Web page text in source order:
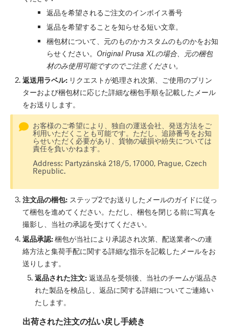
返品を希望されるご注文のインボイス番号
返品を希望することを知らせる短い文章。
梱包材について、元のものかカスタムのものかをお知
らせください。 Original Prusa XLの場合、元の梱包
材のみ使用可能ですのでご注意ください。
返送用ラベル: リクエストが処理され次第、ご使用のプリン
ターおよび梱包材に応じた詳細な梱包手順を記載したメール
をお送りします。
お客様のご希望により、独自の運送会社、発送方法をご
利用いただくことも可能です。ただし、追跡番号をお知
らせいただく必要があり、貨物の破損や紛失については
責任を負いかねます。
Address: Partyzánská 218/5, 17000, Prague, Czech
Republic.
注文品の梱包:ステップ2でお送りしたメールのガイドに従っ
て梱包を進めてください。ただし、梱包を閉じる前に写真を
撮影し、当社の承認を受けてください。
返品承認:梱包が当社により承認され次第、配送業者への連
絡方法と集荷手配に関する詳細な指示を記載したメールをお
送りします。
返品された注文:返送品を受領後、当社のチームが返品さ
れた製品を検品し、返品に関する詳細についてご連絡い
たします。
出荷された注文の払い戻し手続き